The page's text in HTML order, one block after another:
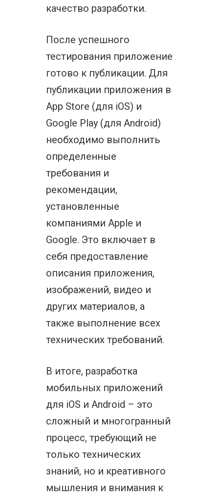
качество разработки.
После успешного
тестирования приложение
готово к публикации. Для
публикации приложения в
App Store (для iOS) и
Google Play (для Android)
необходимо выполнить
определенные
требования и
рекомендации,
установленные
компаниями Apple и
Google. Это включает в
себя предоставление
описания приложения,
изображений, видео и
других материалов, а
также выполнение всех
технических требований.
В итоге, разработка
мобильных приложений
для iOS и Android – это
сложный и многогранный
процесс, требующий не
только технических
знаний, но и креативного
мышления и внимания к